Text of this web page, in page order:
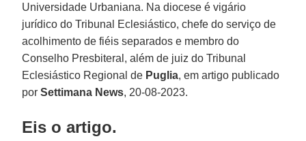
Universidade Urbaniana. Na diocese é vigário
jurídico do Tribunal Eclesiástico, chefe do serviço de
acolhimento de fiéis separados e membro do
Conselho Presbiteral, além de juiz do Tribunal
Eclesiástico Regional de Puglia, em artigo publicado
por Settimana News, 20-08-2023.
Eis o artigo.